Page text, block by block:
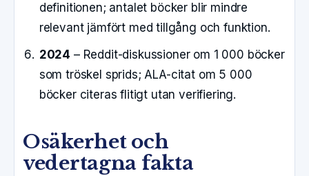
definitionen; antalet böcker blir mindre
relevant jämfört med tillgång och funktion.
2024 – Reddit-diskussioner om 1 000 böcker
som tröskel sprids; ALA-citat om 5 000
böcker citeras flitigt utan verifiering.
Osäkerhet och
vedertagna fakta